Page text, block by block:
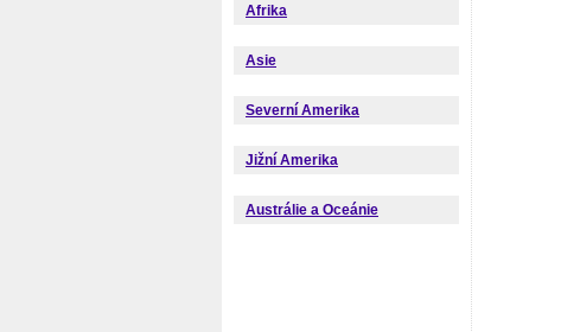
Afrika
Asie
Severní Amerika
Jižní Amerika
Austrálie a Oceánie